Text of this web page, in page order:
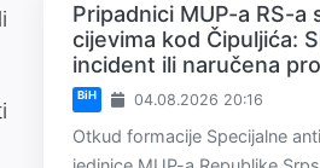
Pripadnici MUP-a RS-a
cijevima kod Čipuljića:
incident ili naručena
BiH 04.08.2026 20:16
Otkud formacije Specijalne